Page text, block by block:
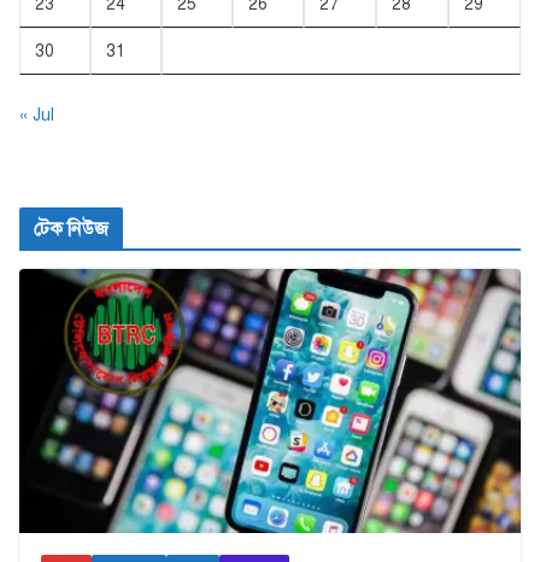
23 24 25 26 27 28 29
30 31
« Jul
টেক নিউজ